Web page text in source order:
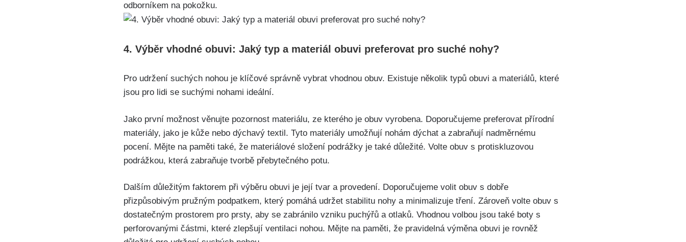
odborníkem na pokožku.
4. Výběr vhodné obuvi: Jaký ⁣typ a materiál obuvi preferovat pro suché​ nohy?
Pro udržení suchých nohou je klíčové správně⁢ vybrat vhodnou obuv. Existuje několik typů obuvi ⁤a materiálů,⁣ které
jsou⁢ pro lidi se suchými⁢ nohami ideální.
Jako první možnost věnujte ‍pozornost materiálu, ze kterého je obuv vyrobena. Doporučujeme preferovat přírodní
materiály, jako ‍je kůže nebo dýchavý textil. ‌Tyto materiály umožňují nohám dýchat a zabraňují⁢ nadměrnému‌
pocení. Mějte na paměti‌ také, že materiálové složení podrážky je také důležité. ‌Volte obuv s protiskluzovou
podrážkou, která zabraňuje tvorbě​ přebytečného ⁣potu.
Dalším důležitým⁤ faktorem při výběru obuvi je její tvar a⁣ provedení. Doporučujeme volit obuv‍ s dobře
přizpůsobivým ‍pružným ​podpatkem, který pomáhá udržet stabilitu ‍nohy a minimalizuje tření. Zároveň ⁤volte​ obuv s‌
dostatečným prostorem pro prsty, aby se zabránilo vzniku puchýřů a otlaků. Vhodnou volbou jsou také boty s
perforovanými částmi, které zlepšují ventilaci nohou.​ Mějte na paměti,⁢ že pravidelná výměna obuvi​ je rovněž⁣